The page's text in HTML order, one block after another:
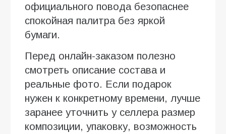
официального повода безопаснее
спокойная палитра без яркой
бумаги.
Перед онлайн-заказом полезно
смотреть описание состава и
реальные фото. Если подарок
нужен к конкретному времени, лучше
заранее уточнить у селлера размер
композиции, упаковку, возможность